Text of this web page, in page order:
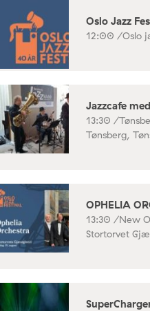
Oslo Jazz
12:00 /Oslo
Jazzcafe
13:30 /
Tønsberg,
OPHELIA
13:30 /New
Stortorvet